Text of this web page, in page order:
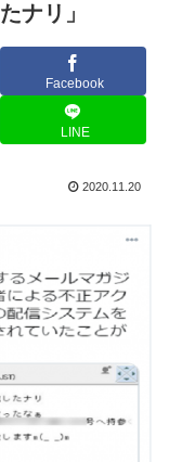
ナリ」
Facebook
LINE
2020.11.20